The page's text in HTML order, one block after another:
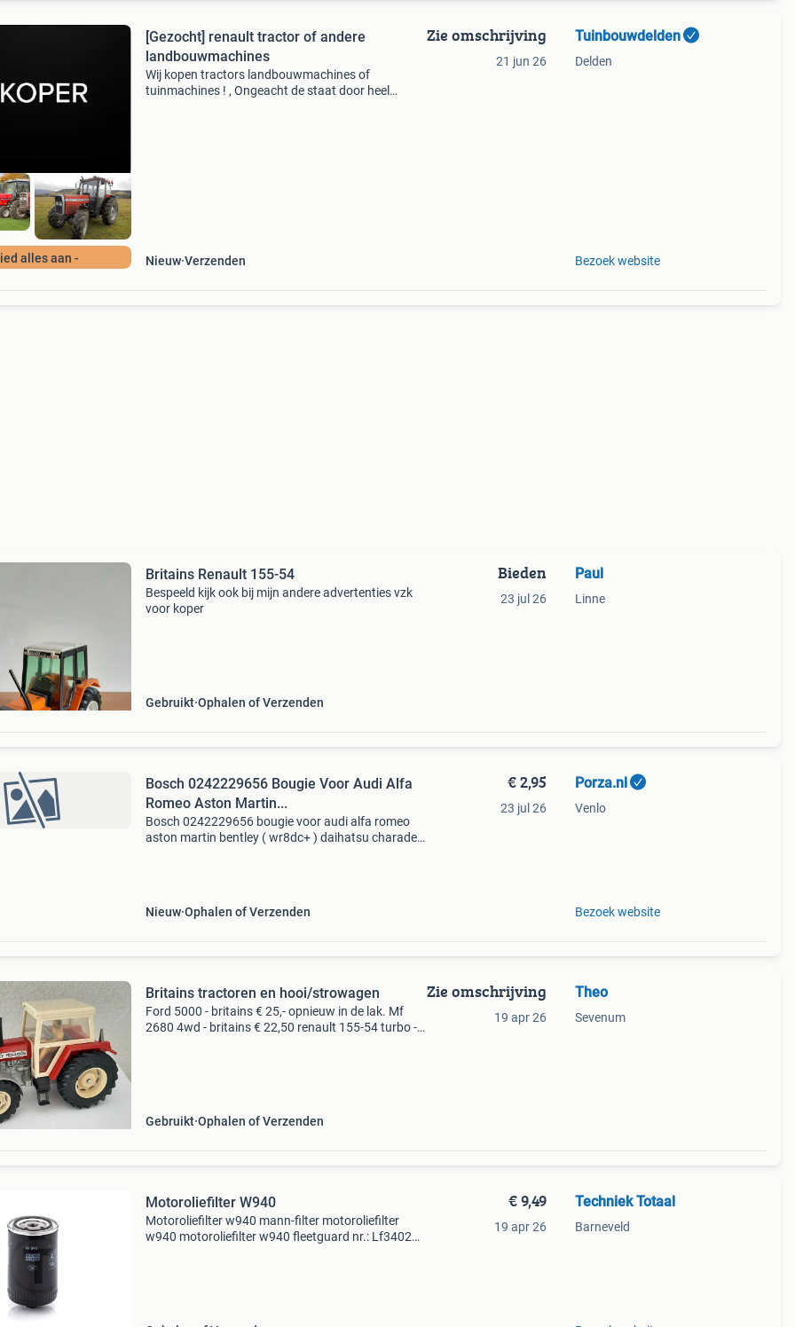
alles aan -
[Gezocht] renault tractor of andere
landbouwmachines
Wij kopen tractors landbouwmachines of
tuinmachines ! , Ongeacht de staat door heel
Nieuw Verzenden
Zie omschrijving
21 jun 26
Tuinbouwdelden
Delden
Bezoek website
Britains Renault 155-54
Bespeeld kijk ook bij mijn andere advertenties vzk
voor koper
Gebruikt Ophalen of Verzenden
Bieden
23 jul 26
Paul
Linne
Bosch 0242229656 Bougie Voor Audi Alfa
Romeo Aston Martin...
Bosch 0242229656 bougie voor audi alfa romeo
aston martin bentley ( wr8dc+ ) daihatsu charade
Nieuw Ophalen of Verzenden
€ 2,95
23 jul 26
Porza.nl
Venlo
Bezoek website
Britains tractoren en hooi/strowagen
Ford 5000 - britains € 25,- opnieuw in de lak. Mf
2680 4wd - britains € 22,50 renault 155-54 turbo -
Gebruikt Ophalen of Verzenden
Zie omschrijving
19 apr 26
Theo
Sevenum
Motoroliefilter W940
Motoroliefilter w940 mann-filter motoroliefilter
w940 motoroliefilter w940 fleetguard nr.: Lf3402
€ 9,49
19 apr 26
Techniek Totaal
Barneveld